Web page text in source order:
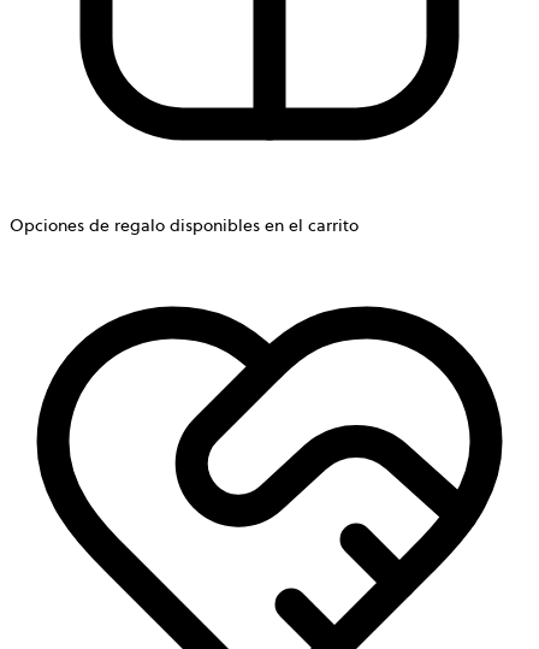
Opciones de regalo disponibles en el carrito